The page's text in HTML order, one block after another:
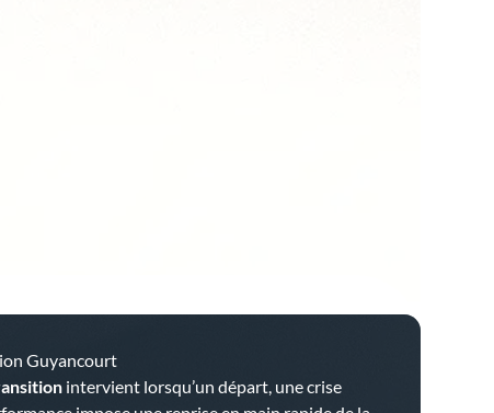
Guyancourt
intervient lorsqu’un départ, une crise